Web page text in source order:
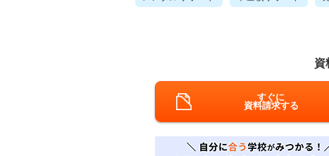
資
すぐに
資料請求する